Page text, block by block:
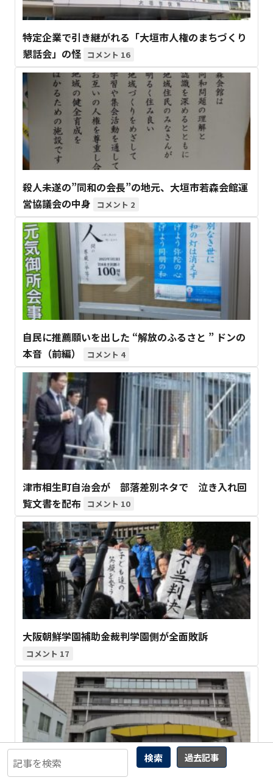
検索 過去記事
特定企業で引き継がれる「大垣市人権のまちづくり
懇話会」の怪
16
殺人未遂の”同和の会長”の地元、大垣市若森会館運
営協議会の中身
2
自民に推薦願いを出した “解放のふるさと ” ドンの
本音（前編）
4
津市相生町自治会が 部落差別ネタで 泣き入れ回
覧文書を配布
10
大阪朝鮮学園補助金裁判学園側が全面敗訴
17